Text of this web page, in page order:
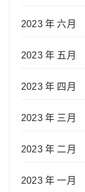
2023 年 六月
2023 年 五月
2023 年 四月
2023 年 三月
2023 年 二月
2023 年 一月